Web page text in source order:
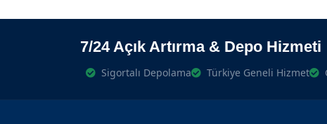
7/24 Açık Artırma & Depo Hizmeti
Sigortalı Depolama Türkiye Geneli Hizmet